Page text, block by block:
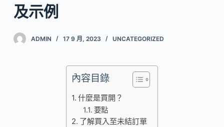
及示例
ADMIN 17 9 月, 2023 UNCATEGORIZED
內容目錄
什麼是買開？
要點
了解買入至未結訂單